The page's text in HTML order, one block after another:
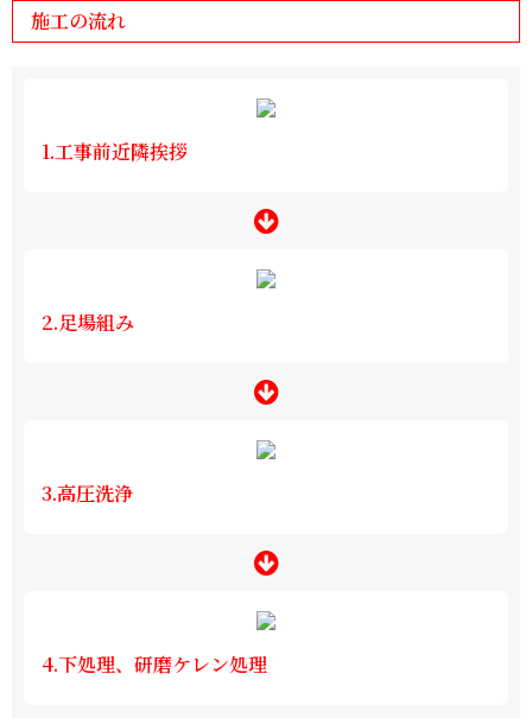
施工の流れ
1.工事前近隣挨拶
2.足場組み
3.高圧洗浄
4.下処理、研磨ケレン処理